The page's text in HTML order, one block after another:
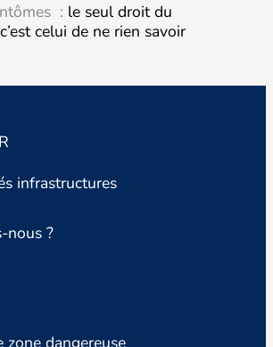
: le seul droit du
celui de ne rien savoir
infrastructures
nous ?